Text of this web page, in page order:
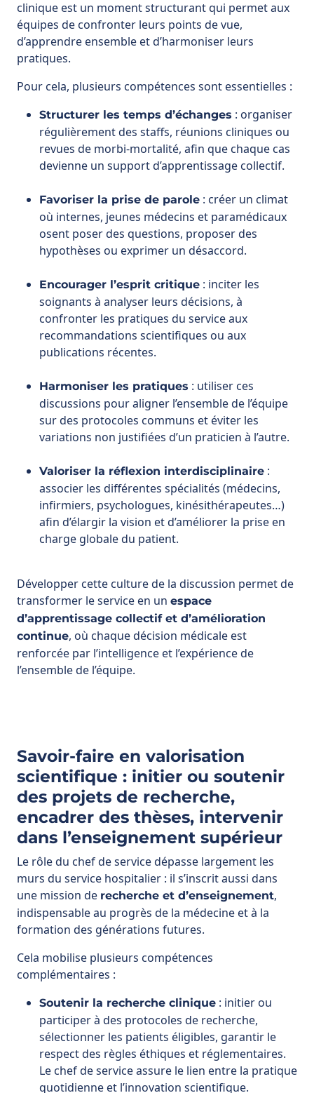
Pour cela, plusieurs compétences sont essentielles :
Structurer les temps d’échanges: organiser
régulièrement des staffs, réunions cliniques ou
revues de morbi-mortalité, afin que chaque cas
devienne un support d’apprentissage collectif.
Favoriser la prise de parole: créer un climat
où internes, jeunes médecins et paramédicaux
osent poser des questions, proposer des
Encourager l’esprit critique: inciter les
soignants à analyser leurs décisions, à
confronter les pratiques du service aux
publications récentes.
Harmoniser les pratiques : utiliser ces
discussions pour aligner l’ensemble de l’équipe
sur des protocoles communs et éviter les
Valoriser la réflexion interdisciplinaire:
associer les différentes spécialités (médecins,
infirmiers, psychologues, kinésithérapeutes…)
charge globale du patient.
Développer cette culture de la discussion permet de
transformer le service en un
d’apprentissage collectif et d’amélioration
renforcée par l’intelligence et l’expérience de
l’ensemble de l’équipe.
encadrer des thèses, intervenir
dans l’enseignement supérieur
Le rôle du chef de service dépasse largement les
murs du service hospitalier : il s’inscrit aussi dans
une mission derecherche et d’enseignement,
indispensable au progrès de la médecine et à la
formation des générations futures.
Cela mobilise plusieurs compétences
complémentaires :
Soutenir la recherche clinique
participer à des protocoles de recherche,
sélectionner les patients éligibles, garantir le
respect des règles éthiques et réglementaires.
Le chef de service assure le lien entre la pratique
quotidienne et l’innovation scientifique.
Créer un environnement propice à
l’innovation: encourager ses équipes à
s’impliquer dans des projets de recherche, à